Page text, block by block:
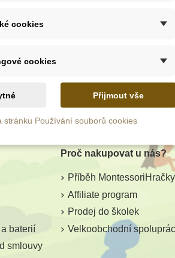
baterií
smlouvy
Proč nakupovat u nás?
Příběh
Affiliate program
Prodej do školek
Velkoobchodní
cookies
cookies
Přijmout vše
stránku Používání souborů cookies